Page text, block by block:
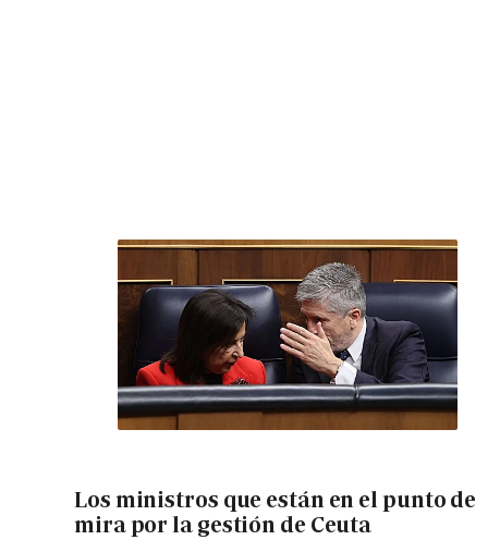
Los ministros que están en el punto de
mira por la gestión de Ceuta